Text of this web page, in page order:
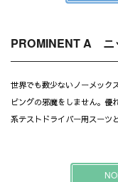
PROMINENT A ニ
世界でも数少ないノーメック
ビングの邪魔をしません。優
系テストドライバー用スーツ